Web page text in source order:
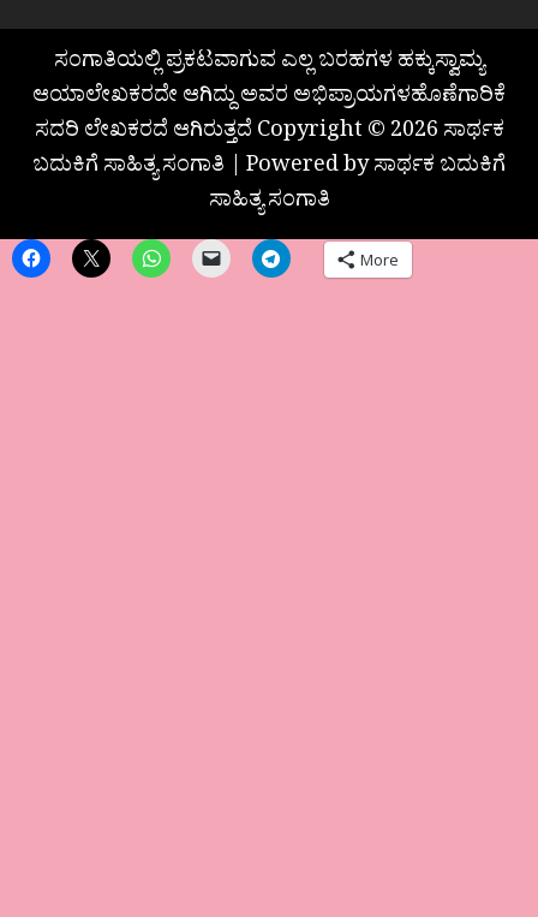
ಸಂಗಾತಿಯಲ್ಲಿ ಪ್ರಕಟವಾಗುವ ಎಲ್ಲ ಬರಹಗಳ ಹಕ್ಕುಸ್ವಾಮ್ಯ
ಆಯಾಲೇಖಕರದೇ ಆಗಿದ್ದು ಅವರ ಅಭಿಪ್ರಾಯಗಳಹೊಣೆಗಾರಿಕೆ
ಸದರಿ ಲೇಖಕರದೆ ಆಗಿರುತ್ತದೆ Copyright © 2026 ಸಾರ್ಥಕ
ಬದುಕಿಗೆ ಸಾಹಿತ್ಯ ಸಂಗಾತಿ | Powered by ಸಾರ್ಥಕ ಬದುಕಿಗೆ
ಸಾಹಿತ್ಯ ಸಂಗಾತಿ
More